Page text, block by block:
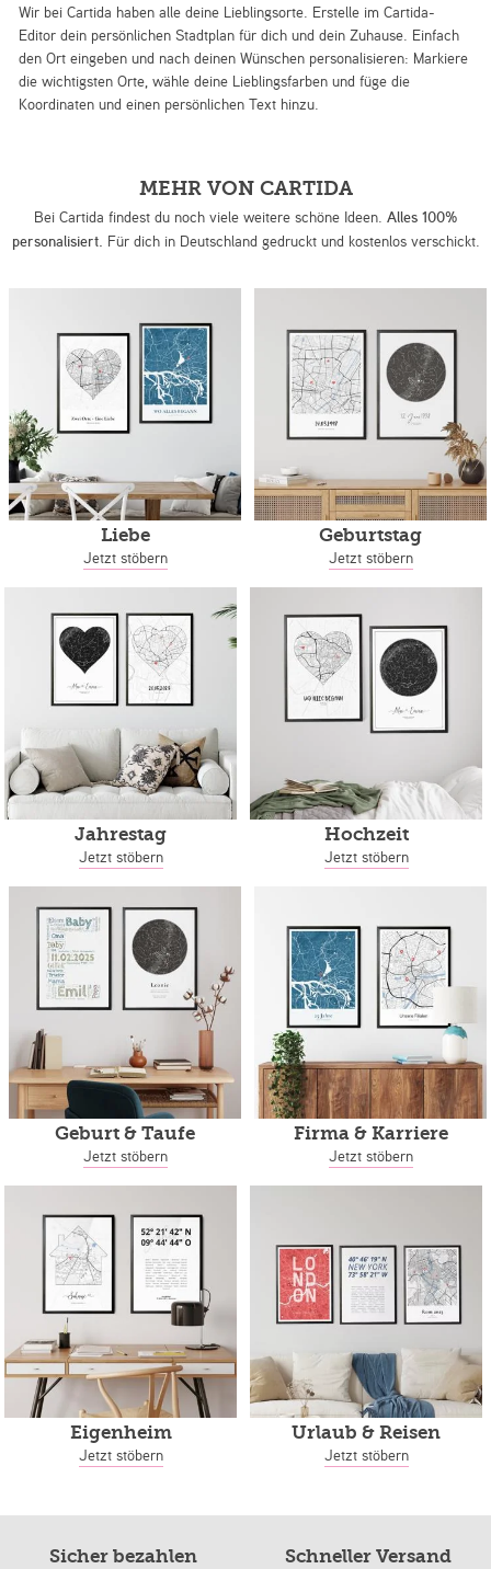
Wir bei Cartida haben alle deine Lieblingsorte. Erstelle im Cartida-
Editor dein persönlichen Stadtplan für dich und dein Zuhause. Einfach
den Ort eingeben und nach deinen Wünschen personalisieren: Markiere
die wichtigsten Orte, wähle deine Lieblingsfarben und füge die
Koordinaten und einen persönlichen Text hinzu.
MEHR VON CARTIDA
Bei Cartida findest du noch viele weitere schöne Ideen. Alles 100%
personalisiert. Für dich in Deutschland gedruckt und kostenlos verschickt.
Liebe
Jetzt stöbern
Geburtstag
Jetzt stöbern
Jahrestag
Jetzt stöbern
Hochzeit
Jetzt stöbern
Geburt & Taufe
Jetzt stöbern
Firma & Karriere
Jetzt stöbern
Eigenheim
Jetzt stöbern
Urlaub & Reisen
Jetzt stöbern
Sicher bezahlen Schneller Versand